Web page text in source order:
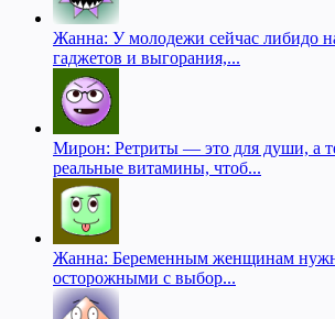
Жанна: У молодежи сейчас либидо
гаджетов и выгорания,...
Мирон: Ретриты — это для души, а
реальные витамины, чтоб...
Жанна: Беременным женщинам
осторожными с выбор...